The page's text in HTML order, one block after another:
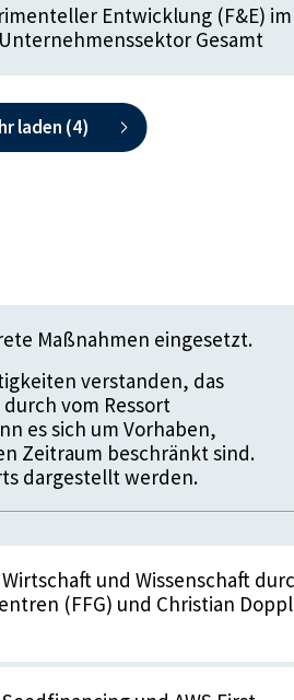
Entwicklung (F&E) im
Gesamt
laden (4)
Maßnahmen eingesetzt.
verstanden, das
vom Ressort
es sich um Vorhaben,
Zeitraum beschränkt sind.
dargestellt werden.
und Wissenschaft
(FFG) und Christian